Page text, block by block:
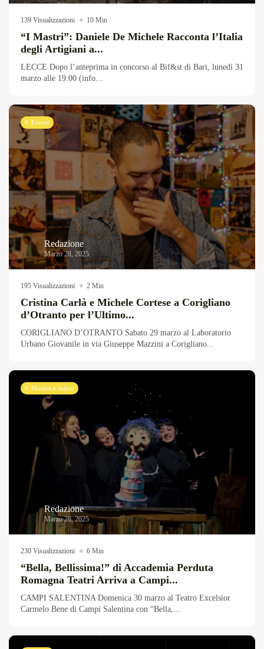
139 Visualizzazioni 10 Min
“I Mastri”: Daniele De Michele Racconta l’Italia
degli Artigiani a...
LECCE Dopo l’anteprima in concorso al Bif&st di Bari, lunedì 31
marzo alle 19:00 (info...
Eventi
Redazione
Marzo 28, 2025
195 Visualizzazioni 2 Min
Cristina Carlà e Michele Cortese a Corigliano
d’Otranto per l’Ultimo...
CORIGLIANO D’OTRANTO Sabato 29 marzo al Laboratorio
Urbano Giovanile in via Giuseppe Mazzini a Corigliano...
Musica e teatro
Redazione
Marzo 28, 2025
230 Visualizzazioni 6 Min
“Bella, Bellissima!” di Accademia Perduta
Romagna Teatri Arriva a Campi...
CAMPI SALENTINA Domenica 30 marzo al Teatro Excelsior
Carmelo Bene di Campi Salentina con “Bella,...